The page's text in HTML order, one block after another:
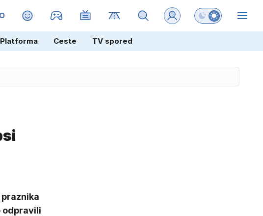
MAGAZIN Preklopi barvni
Platforma Ceste TV spored
odpravili